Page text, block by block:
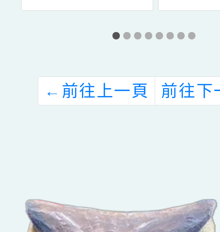
緒及行為問題支
持資源中心電話
區域
體驗
← 前往上一頁 前往下